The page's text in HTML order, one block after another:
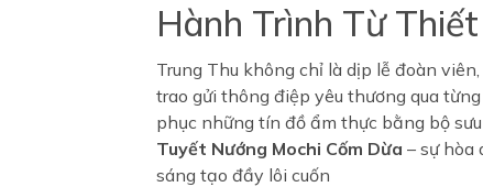
Hành Trình Từ
Trung Thu không chỉ là dịp lễ đoàn
trao gửi thông điệp yêu thương qua
phục những tín đồ ẩm thực bằng bộ
Tuyết Nướng Mochi Cốm Dừa – sự hòa
sáng tạo đầy lôi cuốn